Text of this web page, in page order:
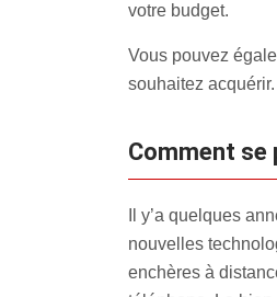
votre budget.
Vous pouvez
souhaitez
Comment
Il y’a quelques
nouvelles
enchères à